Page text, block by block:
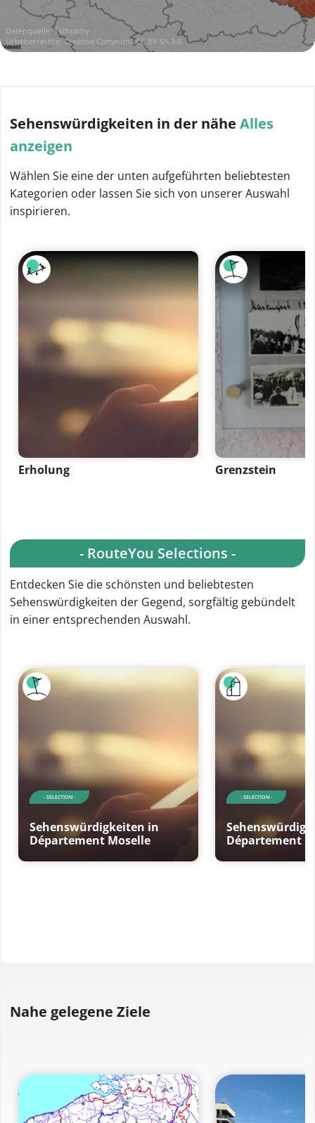
Datenquelle:Tschubby
Urheberrechte:Creative Commons CC BY-SA 3.0
Sehenswürdigkeiten in der nähe Alles
anzeigen
Wählen Sie eine der unten aufgeführten beliebtesten
Kategorien oder lassen Sie sich von unserer Auswahl
inspirieren.
Erholung Grenzstein
- RouteYou Selections -
Entdecken Sie die schönsten und beliebtesten
Sehenswürdigkeiten der Gegend, sorgfältig gebündelt
in einer entsprechenden Auswahl.
- SELECTION -
Sehenswürdigkeiten in
Département Moselle
- SELECTION -
Département
Nahe gelegene Ziele